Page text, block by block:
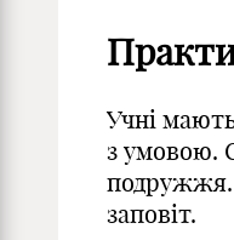
Учні
з умовою.
заповіт.